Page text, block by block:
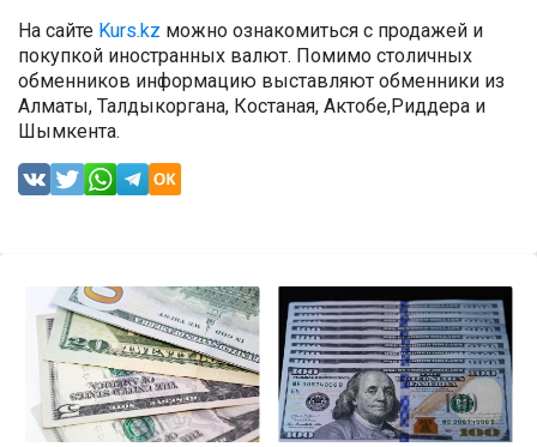
На сайте Kurs.kz можно ознакомиться с продажей и
покупкой иностранных валют. Помимо столичных
обменников информацию выставляют обменники из
Алматы, Талдыкоргана, Костаная, Актобе,Риддера и
Шымкента.